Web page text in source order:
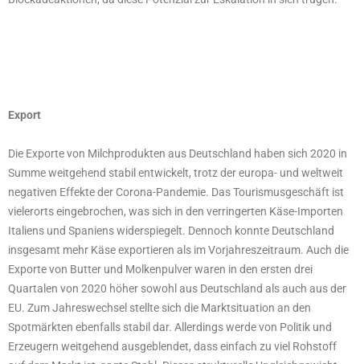
Export
Die Exporte von Milchprodukten aus Deutschland haben sich 2020 in
Summe weitgehend stabil entwickelt, trotz der europa- und weltweit
negativen Effekte der Corona-Pandemie. Das Tourismusgeschäft ist
vielerorts eingebrochen, was sich in den verringerten Käse-Importen
Italiens und Spaniens widerspiegelt. Dennoch konnte Deutschland
insgesamt mehr Käse exportieren als im Vorjahreszeitraum. Auch die
Exporte von Butter und Molkenpulver waren in den ersten drei
Quartalen von 2020 höher sowohl aus Deutschland als auch aus der
EU. Zum Jahreswechsel stellte sich die Marktsituation an den
Spotmärkten ebenfalls stabil dar. Allerdings werde von Politik und
Erzeugern weitgehend ausgeblendet, dass einfach zu viel Rohstoff